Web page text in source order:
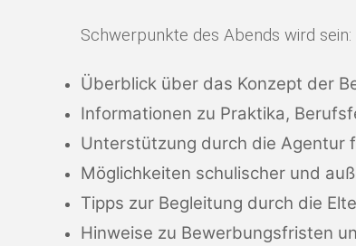
Schwerpunkte des Abends wird sein:
Überblick über das Konzept der
Informationen zu Praktika,
Unterstützung durch die Agentur
Möglichkeiten schulischer und
Tipps zur Begleitung durch die
Hinweise zu Bewerbungsfristen